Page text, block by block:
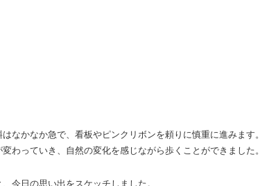
なかなか急で、看板やピンクリボンを頼りに慎重に進みます。
わっていき、自然の変化を感じながら歩くことができました。